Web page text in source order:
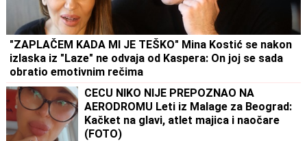
"ZAPLAČEM KADA MI JE TEŠKO" Mina Kostić se nakon
izlaska iz "Laze" ne odvaja od Kaspera: On joj se sada
obratio emotivnim rečima
CECU NIKO NIJE PREPOZNAO NA
AERODROMU Leti iz Malage za Beograd:
Kačket na glavi, atlet majica i naočare
(FOTO)